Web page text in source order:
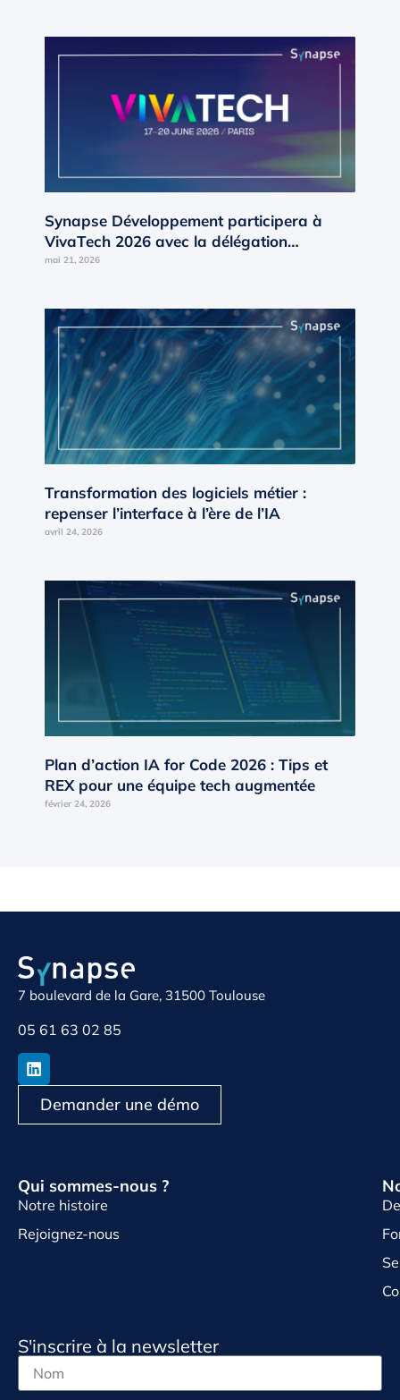
Synapse Développement participera à
VivaTech 2026 avec la délégation
Occitanie d’AD’OCC
mai 21, 2026
Transformation des logiciels métier :
repenser l’interface à l’ère de l’IA
avril 24, 2026
Plan d’action IA for Code 2026 : Tips et
REX pour une équipe tech augmentée
février 24, 2026
7 boulevard de la Gare, 31500 Toulouse
05 61 63 02 85
Demander une démo
Qui sommes-nous ?
Notre histoire
Rejoignez-nous
S'inscrire à la newsletter